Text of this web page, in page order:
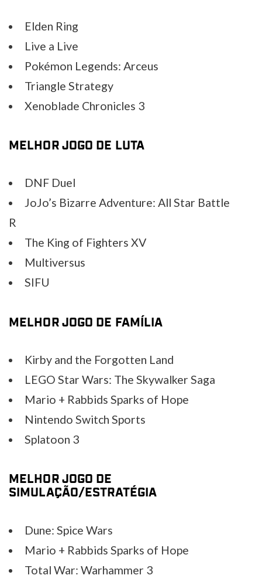
Elden Ring
Live a Live
Pokémon Legends: Arceus
Triangle Strategy
Xenoblade Chronicles 3
MELHOR JOGO DE LUTA
DNF Duel
JoJo’s Bizarre Adventure: All Star Battle
R
The King of Fighters XV
Multiversus
SIFU
MELHOR JOGO DE FAMÍLIA
Kirby and the Forgotten Land
LEGO Star Wars: The Skywalker Saga
Mario + Rabbids Sparks of Hope
Nintendo Switch Sports
Splatoon 3
MELHOR JOGO DE
SIMULAÇÃO/ESTRATÉGIA
Dune: Spice Wars
Mario + Rabbids Sparks of Hope
Total War: Warhammer 3